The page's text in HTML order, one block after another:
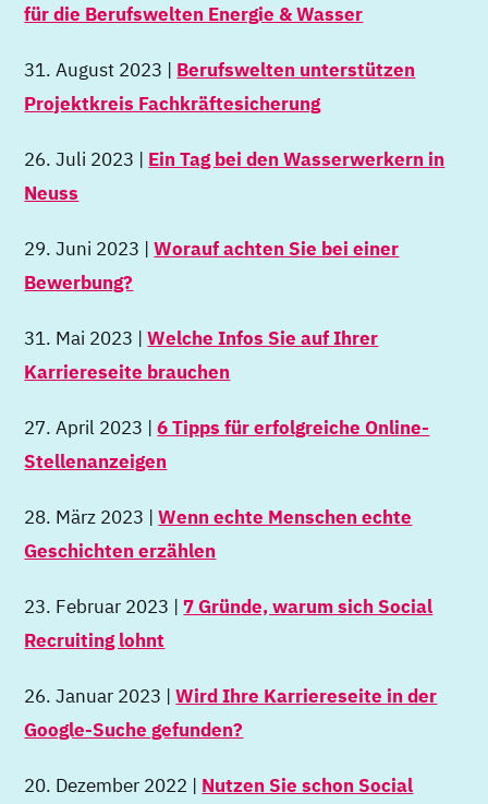
für die Berufswelten Energie & Wasser
31. August 2023 | Berufswelten unterstützen
Projektkreis Fachkräftesicherung
26. Juli 2023 | Ein Tag bei den Wasserwerkern in
Neuss
29. Juni 2023 |Worauf achten Sie bei einer
Bewerbung?
31. Mai 2023 |Welche Infos Sie auf Ihrer
Karriereseite brauchen
27. April 2023 |6 Tipps für erfolgreiche Online-
Stellenanzeigen
28. März 2023 |Wenn echte Menschen echte
Geschichten erzählen
23. Februar 2023 | 7 Gründe, warum sich Social
Recruiting lohnt
26. Januar 2023 |Wird Ihre Karriereseite in der
Google-Suche gefunden?
20. Dezember 2022 | Nutzen Sie schon Social